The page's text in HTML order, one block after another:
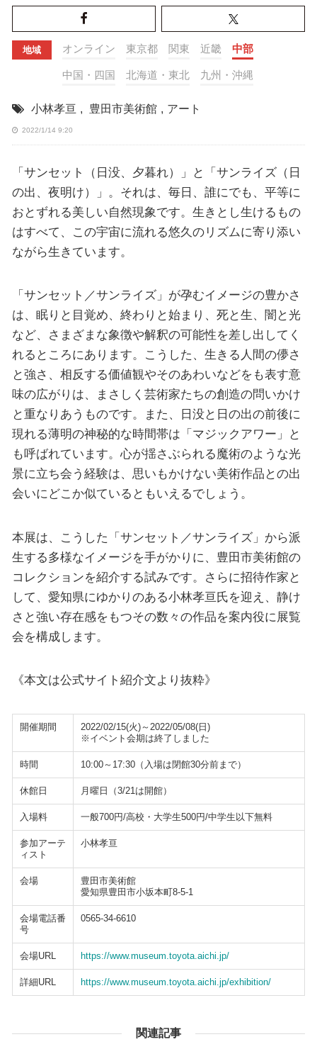
地域 オンライン 東京都 関東 近畿 中部
中国・四国 北海道・東北 九州・沖縄
小林孝亘 , 豊田市美術館 , アート
2022/1/14 9:20
「サンセット（日没、夕暮れ）」と「サンライズ（日
の出、夜明け）」。それは、毎日、誰にでも、平等に
おとずれる美しい自然現象です。生きとし生けるもの
はすべて、この宇宙に流れる悠久のリズムに寄り添い
ながら生きています。
「サンセット／サンライズ」が孕むイメージの豊かさ
は、眠りと目覚め、終わりと始まり、死と生、闇と光
など、さまざまな象徴や解釈の可能性を差し出してく
れるところにあります。こうした、生きる人間の儚さ
と強さ、相反する価値観やそのあわいなどをも表す意
味の広がりは、まさしく芸術家たちの創造の問いかけ
と重なりあうものです。また、日没と日の出の前後に
現れる薄明の神秘的な時間帯は「マジックアワー」と
も呼ばれています。心が揺さぶられる魔術のような光
景に立ち会う経験は、思いもかけない美術作品との出
会いにどこか似ているともいえるでしょう。
本展は、こうした「サンセット／サンライズ」から派
生する多様なイメージを手がかりに、豊田市美術館の
コレクションを紹介する試みです。さらに招待作家と
して、愛知県にゆかりのある小林孝亘氏を迎え、静け
さと強い存在感をもつその数々の作品を案内役に展覧
会を構成します。
《本文は公式サイト紹介文より抜粋》
開催期間
2022/02/15(火)～2022/05/08(日)
※イベント会期は終了しました
時間 10:00～17:30（入場は閉館30分前まで）
休館日 月曜日（3/21は開館）
入場料 一般700円/高校・大学生500円/中学生以下無料
参加アーテ
ィスト
小林孝亘
会場
豊田市美術館
愛知県豊田市小坂本町8-5-1
会場電話番
号
0565-34-6610
会場URL https://www.museum.toyota.aichi.jp/
詳細URL https://www.museum.toyota.aichi.jp/exhibition/
関連記事